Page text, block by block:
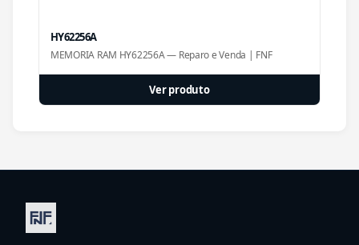
HY62256A
MEMORIA RAM HY62256A — Reparo e Venda | FNF
Ver produto